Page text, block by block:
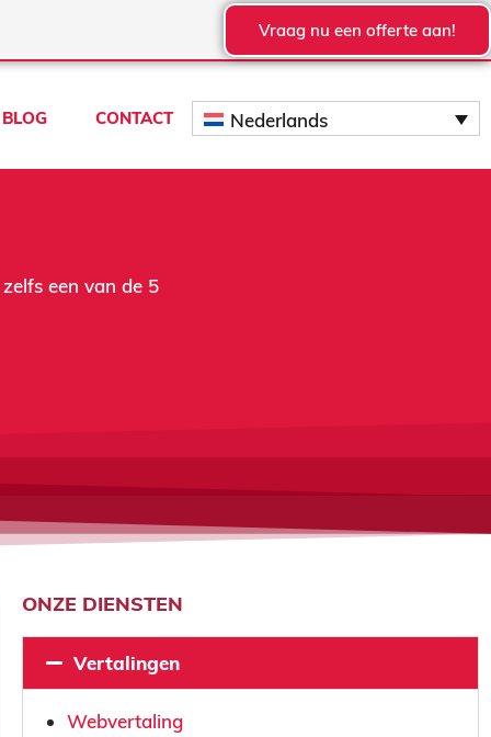
Vraag nu een offerte aan!
BLOG CONTACT Nederlands
een van de 5
ONZE DIENSTEN
Vertalingen
Webvertaling